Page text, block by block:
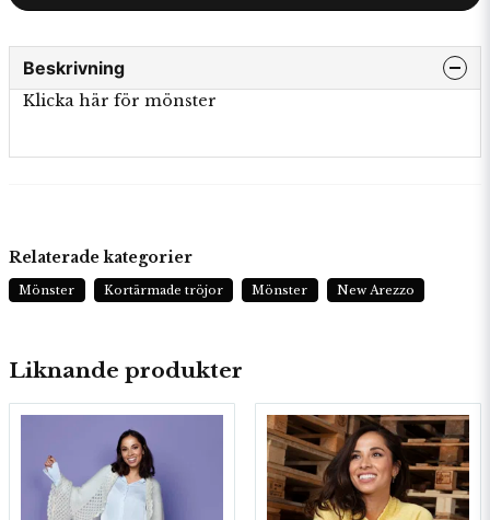
Beskrivning
Klicka här för mönster
Liknande produkter
Relaterade kategorier
Mönster Kortärmade tröjor Mönster New Arezzo